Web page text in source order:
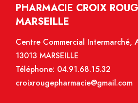
PHARMACIE CROIX
MARSEILLE
Centre Commercial Intermarché,
13013 MARSEILLE
Téléphone: 04.91.68.15.32
croixrougepharmacie@gmail.com